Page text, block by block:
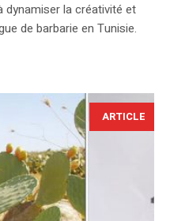
la créativité et
de barbarie en Tunisie.
ARTICLE